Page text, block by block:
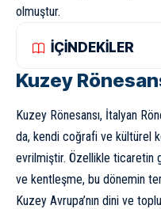
olmuştur.
İÇİNDEKİLER
Kuzey
Kuzey Rönesansı, İtalyan
da, kendi coğrafi ve kültürel
evrilmiştir. Özellikle ticaretin
ve kentleşme, bu dönemin
Kuzey Avrupa’nın dini ve